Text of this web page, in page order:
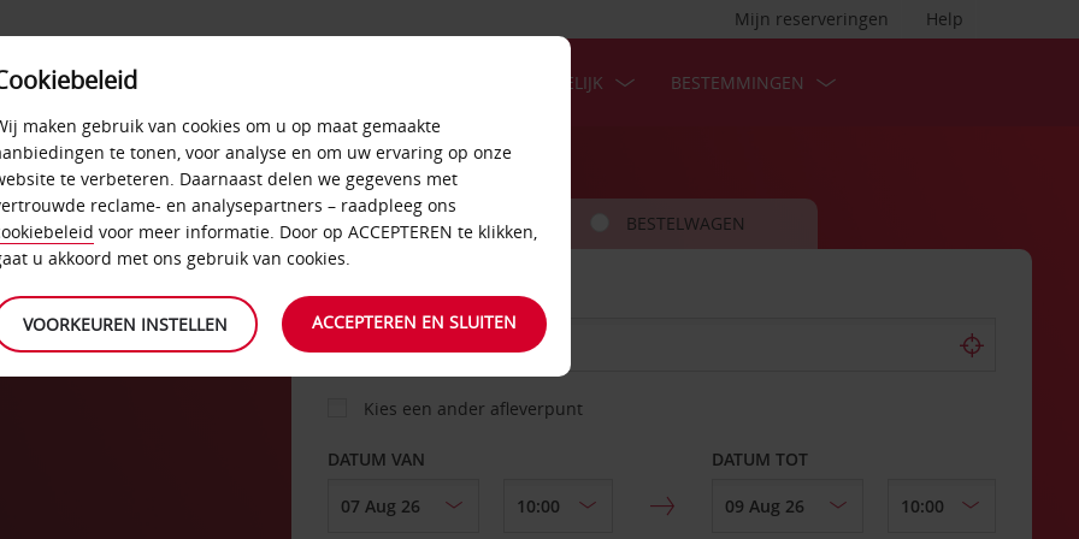
Help
Mijn reserveringen
ZAKELIJK BESTEMMINGEN
AUTO BESTELWAGEN
OPHALEN OP
Kies een ander afleverpunt
DATUM VAN DATUM TOT
maken gebruik van cookies om u op maat gemaakte
te tonen, voor analyse en om uw ervaring op onze
te verbeteren. Daarnaast delen we gegevens met
reclame- en analysepartners – raadpleeg ons
voor meer informatie. Door op ACCEPTEREN te klikken,
u akkoord met ons gebruik van cookies.
VOORKEUREN INSTELLEN ACCEPTEREN EN SLUITEN